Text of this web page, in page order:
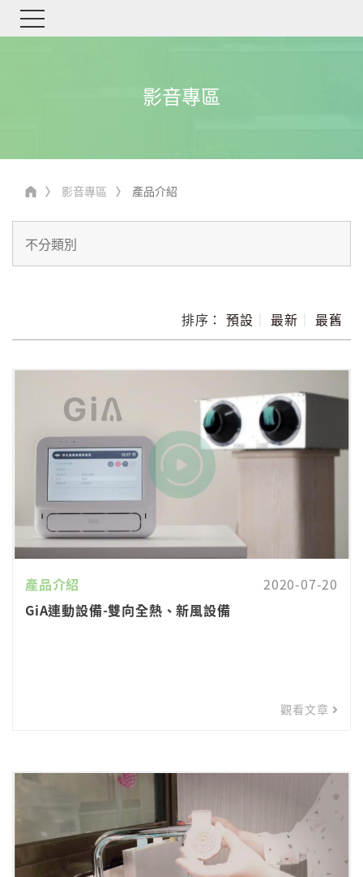
影音專區
影音專區 產品介紹
排序：預設 最新 最舊
產品介紹
2020-07-20
GiA連動設備-雙向全熱、新風設備
觀看文章